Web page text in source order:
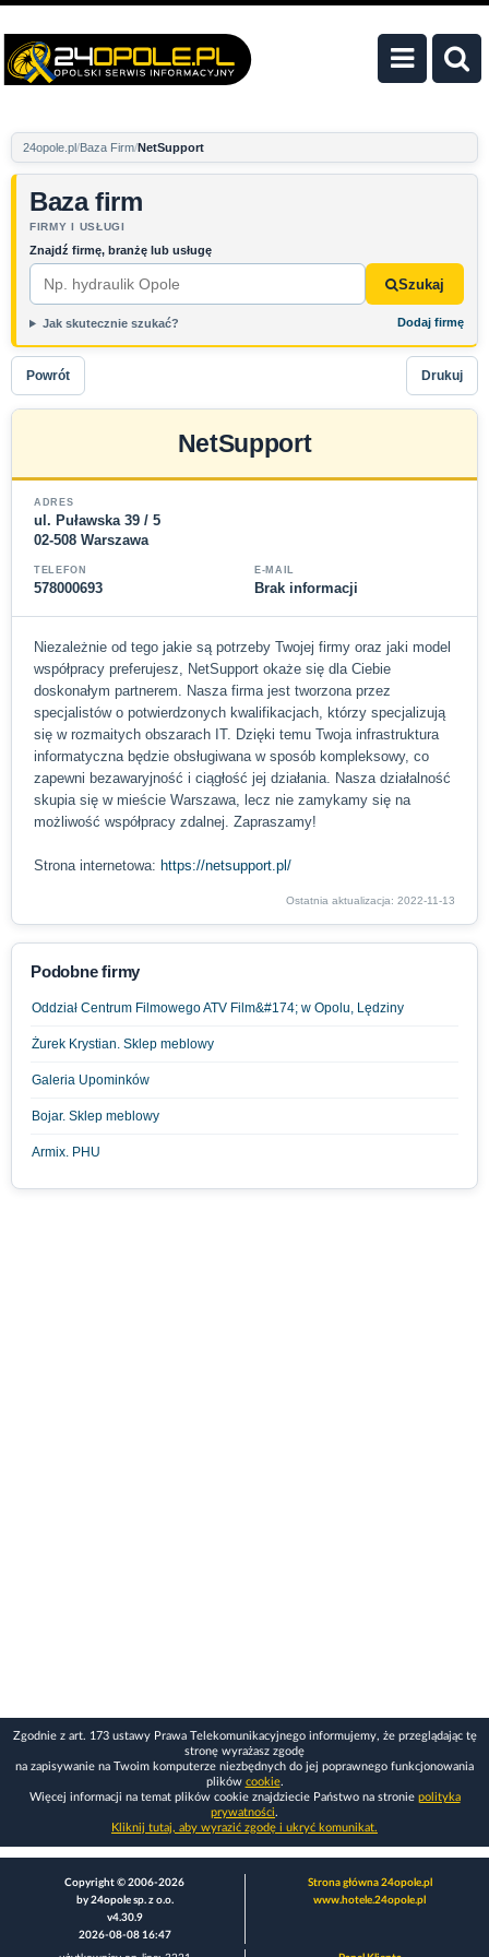
24opole.pl Baza Firm NetSupport
Baza firm
FIRMY I USŁUGI
Znajdź firmę, branżę lub usługę
Szukaj
Jak skutecznie szukać? Dodaj firmę
Powrót Drukuj
NetSupport
ADRES
ul. Puławska 39 / 5
02-508 Warszawa
TELEFON
578000693
E-MAIL
Brak informacji
Niezależnie od tego jakie są potrzeby Twojej firmy oraz jaki model
współpracy preferujesz, NetSupport okaże się dla Ciebie
doskonałym partnerem. Nasza firma jest tworzona przez
specjalistów o potwierdzonych kwalifikacjach, którzy specjalizują
się w rozmaitych obszarach IT. Dzięki temu Twoja infrastruktura
informatyczna będzie obsługiwana w sposób kompleksowy, co
zapewni bezawaryjność i ciągłość jej działania. Nasza działalność
skupia się w mieście Warszawa, lecz nie zamykamy się na
możliwość współpracy zdalnej. Zapraszamy!
Strona internetowa: https://netsupport.pl/
Ostatnia aktualizacja: 2022-11-13
Podobne firmy
Oddział Centrum Filmowego ATV Film&#174; w Opolu, Lędziny
Żurek Krystian. Sklep meblowy
Galeria Upominków
Bojar. Sklep meblowy
Armix. PHU
Zgodnie z art. 173 ustawy Prawa Telekomunikacyjnego informujemy, że przeglądając tę
stronę wyrażasz zgodę
na zapisywanie na Twoim komputerze niezbędnych do jej poprawnego funkcjonowania
plików cookie.
Więcej informacji na temat plików cookie znajdziecie Państwo na stronie polityka
prywatności.
Kliknij tutaj, aby wyrazić zgodę i ukryć komunikat.
Copyright © 2006-2026
by 24opole sp. z o.o.
v4.30.9
2026-08-08 16:47
Strona główna 24opole.pl
www.hotele.24opole.pl